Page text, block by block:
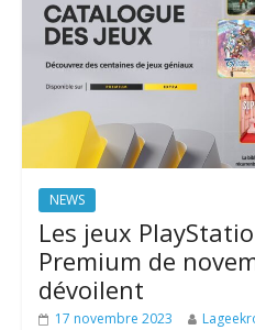
NEWS
Les jeux
Premium de
dévoilent
17 novembre 2023